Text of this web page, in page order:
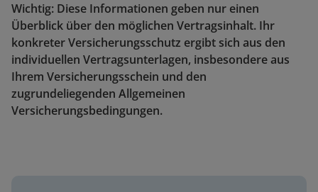
Wichtig: Diese Informationen geben nur einen
Überblick über den möglichen Vertragsinhalt. Ihr
konkreter Versicherungsschutz ergibt sich aus den
individuellen Vertragsunterlagen, insbesondere aus
Ihrem Versicherungsschein und den
zugrundeliegenden Allgemeinen
Versicherungsbedingungen.